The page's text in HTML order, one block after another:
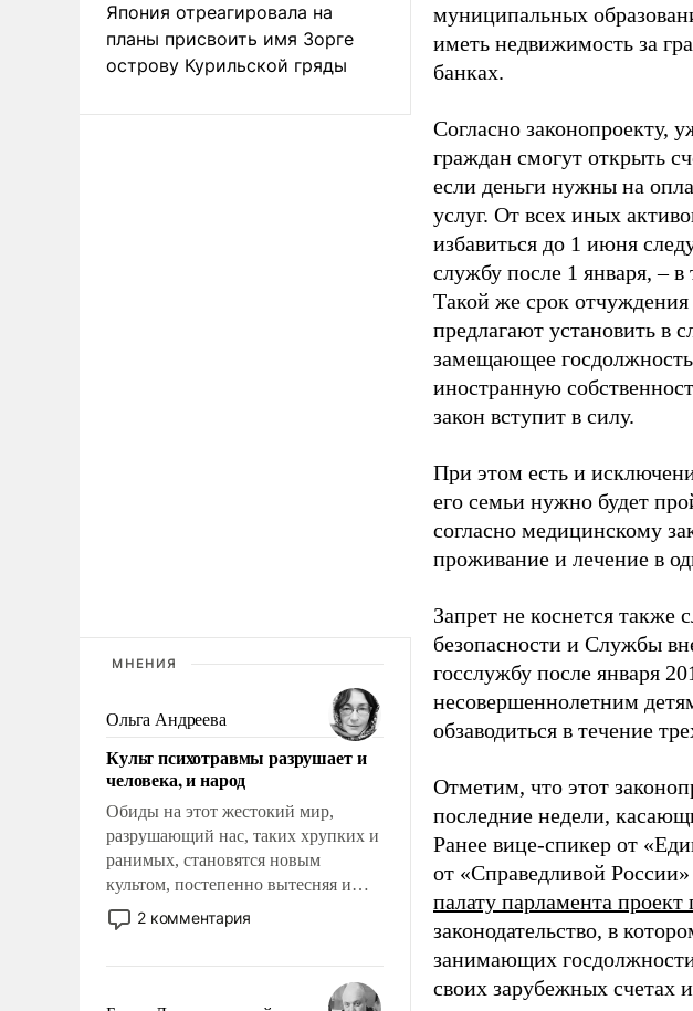
Япония отреагировала на
планы присвоить имя Зорге
острову Курильской гряды
МНЕНИЯ
Ольга Андреева
Культ психотравмы разрушает и
человека, и народ
Обиды на этот жестокий мир,
разрушающий нас, таких хрупких и
ранимых, становятся новым
культом, постепенно вытесняя и
отменяя традиционное требование к
человеку – быть мужественным и
на себя ответственность, помогать
слабым, идти вперед и
2 комментария
муниципальных
иметь недвижимость за
банках.
Согласно законопроекту,
граждан смогут открыть
если деньги нужны на
услуг. От всех иных
избавиться до 1 июня
службу после 1 января, – в
Такой же срок
предлагают установить в
замещающее
иностранную
закон вступит в силу.
При этом есть и
его семьи нужно будет
согласно медицинскому
проживание и лечение в
Запрет не коснется
безопасности и Службы
госслужбу после января
несовершеннолетним
обзаводиться в течение
Отметим, что этот
последние недели,
Ранее вице-спикер от
от «Справедливой
палату парламента проект
законодательство, в
занимающих
своих зарубежных счетах